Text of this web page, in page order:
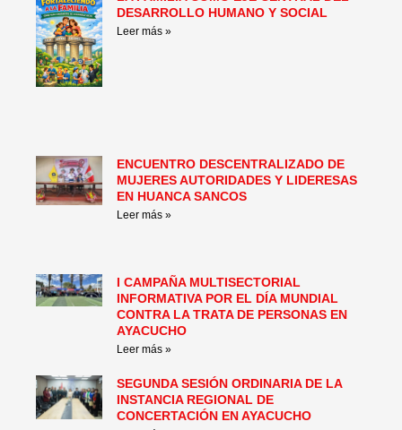
DESARROLLO HUMANO Y SOCIAL
Leer más »
ENCUENTRO DESCENTRALIZADO DE
MUJERES AUTORIDADES Y LIDERESAS
EN HUANCA SANCOS
Leer más »
I CAMPAÑA MULTISECTORIAL
INFORMATIVA POR EL DÍA MUNDIAL
CONTRA LA TRATA DE PERSONAS EN
AYACUCHO
Leer más »
SEGUNDA SESIÓN ORDINARIA DE LA
INSTANCIA REGIONAL DE
CONCERTACIÓN EN AYACUCHO